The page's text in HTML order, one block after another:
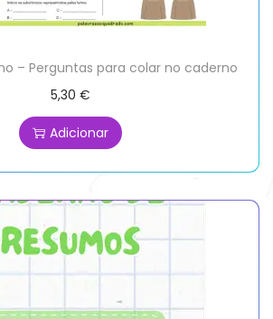
– Perguntas para colar no caderno
5,30 €
Adicionar